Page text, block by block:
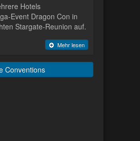
Hotels
Event Dragon Con in
Stargate-Reunion auf.
Mehr lesen
Conventions